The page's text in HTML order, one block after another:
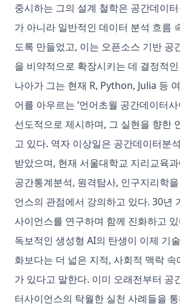
중시하는 그의 설계 철학은 공간데이
가 아니라 일반적인 데이터 분석 흐름
도록 만들었고, 이는 오픈소스 기반 공
을 비약적으로 확장시키는 데 결정적
나아가 그는 현재 R, Python, Julia 등
어를 아우르는 ‘언어초월 공간데이터
선도적으로 제시하며, 그 실현을 향한
고 있다. 역자 이상일은 공간데이터분
받았으며, 현재 서울대학교 지리교육
공간통계분석, 원격탐사, 인구지리학
언스의 관점에서 강의하고 있다. 30년
사이언스를 연구하며 함께 진화하고
독보적인 생성형 AI의 탄생이 이제 기
화보다는 더 넓은 지적, 사회적 맥락
가 있다고 말한다. 이미 오래전부터 공
터사이언스의 탁월한 실천 사례들을